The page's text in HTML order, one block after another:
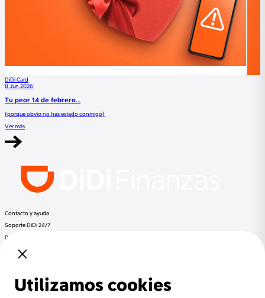
DiDi Card
8 Jun.2026
Tu peor 14 de febrero…
(porque obvio no has estado conmigo)
Ver más
Contacto y ayuda
Soporte DiDi 24/7
Preguntas frecuentes
Llama a DiDi Finance al:
DiDi Pasajero
DiDi ConductorDiDi Food
DiDi
Beneficios